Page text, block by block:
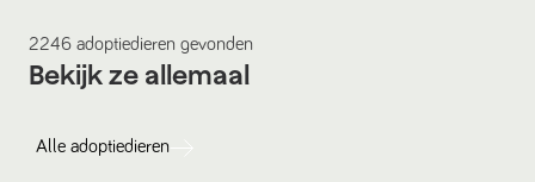
2246 adoptiedieren gevonden
Bekijk ze allemaal
Alle adoptiedieren